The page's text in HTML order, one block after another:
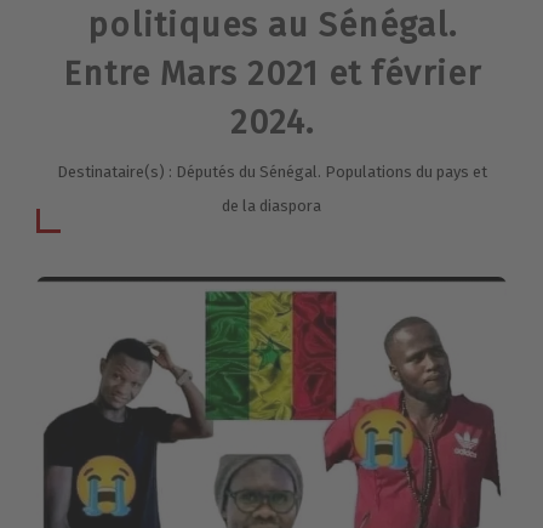
politiques au Sénégal.
Entre Mars 2021 et février
2024.
Destinataire(s) : Députés du Sénégal. Populations du pays et
de la diaspora